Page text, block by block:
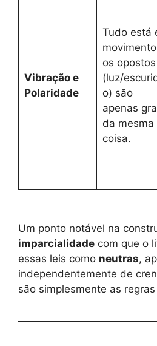
Vibração e
Polaridade
Tudo está
os opostos
(luz/
o) são
apenas
da mesma
coisa.
Um ponto notável na
imparcialidade com que o
essas leis como neutras,
independentemente de
são simplesmente as